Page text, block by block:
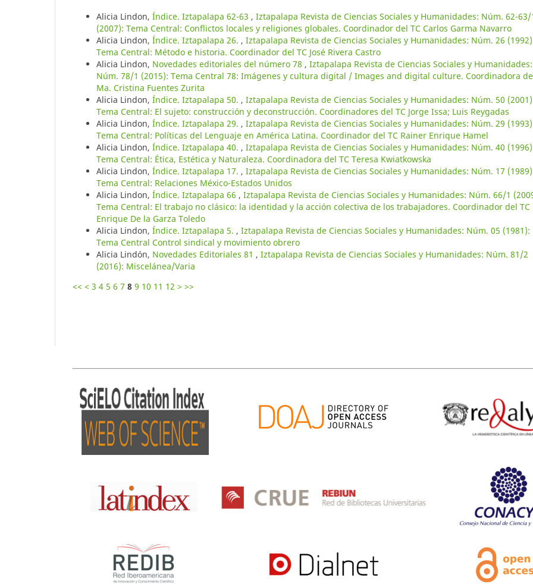
Alicia Lindon, Índice. Iztapalapa 62-63 , Iztapalapa Revista de Ciencias Sociales y Humanidades: Núm. 62-63/
(2007): Tema Central: Conflictos locales y religiones globales. Coordinador del TC Carlos Garma Navarro
Alicia Lindon, Índice. Iztapalapa 26. , Iztapalapa Revista de Ciencias Sociales y Humanidades: Núm. 26
Tema Central: Método e historia. Coordinador del TC José Rivera Castro
Alicia Lindon, Novedades editoriales del número 78 , Iztapalapa Revista de Ciencias Sociales y Humanidades:
Núm. 78/1 (2015): Tema Central 78: Imágenes y cultura digital / Images and digital culture. Coordinadora
Ma. Cristina Fuentes Zurita
Alicia Lindon, Índice. Iztapalapa 50. , Iztapalapa Revista de Ciencias Sociales y Humanidades: Núm. 50
Tema Central: El sujeto: construcción y deconstrucción. Coordinadores del TC Jorge Issa; Luis Reygadas
Alicia Lindon, Índice. Iztapalapa 29. , Iztapalapa Revista de Ciencias Sociales y Humanidades: Núm. 29
Tema Central: Políticas del Lenguaje en América Latina. Coordinador del TC Rainer Enrique Hamel
Alicia Lindon, Índice. Iztapalapa 40. , Iztapalapa Revista de Ciencias Sociales y Humanidades: Núm. 40
Tema Central: Ética, Estética y Naturaleza. Coordinadora del TC Teresa Kwiatkowska
Alicia Lindon, Índice. Iztapalapa 17. , Iztapalapa Revista de Ciencias Sociales y Humanidades: Núm. 17
Tema Central: Relaciones México-Estados Unidos
Alicia Lindon, Índice. Iztapalapa 66 , Iztapalapa Revista de Ciencias Sociales y Humanidades: Núm. 66/1
Tema Central: El trabajo no clásico: la identidad y la acción colectiva de los trabajadores. Coordinador del TC
Enrique De la Garza Toledo
Alicia Lindon, Índice. Iztapalapa 5. , Iztapalapa Revista de Ciencias Sociales y Humanidades: Núm. 05 (1981):
Tema Central Control sindical y movimiento obrero
Alicia Lindón, Novedades Editoriales 81 , Iztapalapa Revista de Ciencias Sociales y Humanidades: Núm. 81/2
(2016): Miscelánea/Varia
<< < 3 4 5 6 7 8 9 10 11 12 > >>